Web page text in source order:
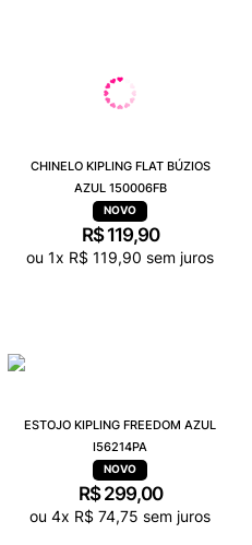
CHINELO KIPLING FLAT BÚZIOS
AZUL 150006FB
R$ 119,90
ou 1x R$ 119,90 sem juros
ESTOJO KIPLING FREEDOM AZUL
I56214PA
R$ 299,00
ou 4x R$ 74,75 sem juros